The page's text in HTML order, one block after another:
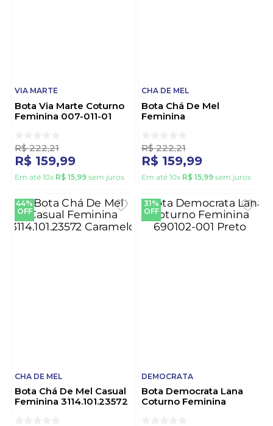
VIA MARTE
Bota Via Marte Coturno
Feminina 007-011-01
R$ 222,21
R$ 159,99
Em até 10x R$ 15,99 sem juros
CHA DE MEL
Bota Chá De Mel
Feminina
R$ 222,21
R$ 159,99
Em até 10x R$ 15,99 sem juros
44%
OFF
CHA DE MEL
Bota Chá De Mel Casual
Feminina 3114.101.23572
31%
OFF
DEMOCRATA
Bota Democrata Lana
Coturno Feminina